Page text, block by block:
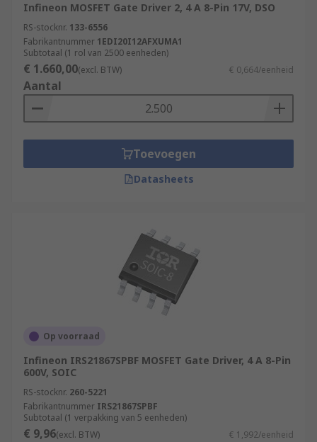
Infineon MOSFET Gate Driver 2, 4 A 8-Pin 17V, DSO
RS-stocknr. 133-6556
Fabrikantnummer 1EDI20I12AFXUMA1
Subtotaal (1 rol van 2500 eenheden)
€ 1.660,00(excl. BTW) € 0,664/eenheid
Aantal
Toevoegen
Datasheets
Op voorraad
Infineon IRS21867SPBF MOSFET Gate Driver, 4 A 8-Pin
600V, SOIC
RS-stocknr. 260-5221
Fabrikantnummer IRS21867SPBF
Subtotaal (1 verpakking van 5 eenheden)
€ 9,96(excl. BTW) € 1,992/eenheid